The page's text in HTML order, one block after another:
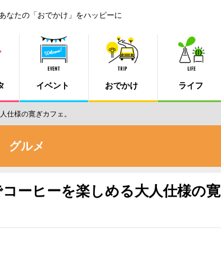
なたの「おでかけ」をハッピーに
イベント おでかけ ライフ
仕様の寛ぎカフェ。
グルメ
ーヒーを楽しめる大人仕様の寛